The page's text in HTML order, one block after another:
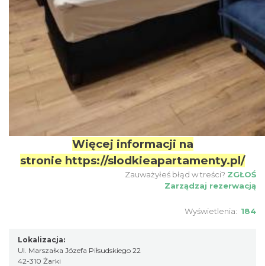
Więcej informacji na
stronie https://slodkieapartamenty.pl/
Zauważyłeś błąd w treści? ZGŁOŚ
Zarządzaj rezerwacją
Wyświetlenia: 184
Lokalizacja:
Ul. Marszałka Józefa Piłsudskiego 22
42-310 Żarki